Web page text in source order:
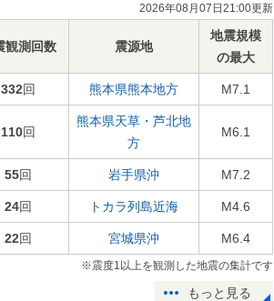
2026年08月07日21:00更新
観測回数 震源地
地震規模
の最大
332回 熊本県熊本地方 M7.1
110回
熊本県天草・芦北地
方
M6.1
55回 岩手県沖 M7.2
24回 トカラ列島近海 M4.6
22回 宮城県沖 M6.4
※震度1以上を観測した地震の集計です
もっと見る